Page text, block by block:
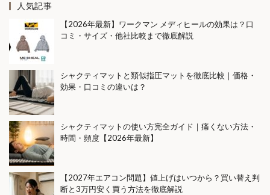
人気記事
【2026年最新】ワークマン メディヒールの効果は？口
コミ・サイズ・他社比較まで徹底解説
シャクティマットと類似指圧マットを徹底比較｜価格・
効果・口コミの違いは？
シャクティマットの使い方完全ガイド｜痛くない方法・
時間・頻度【2026年最新】
【2027年エアコン問題】値上げはいつから？買い替え判
断と3万円安く買う方法を徹底解説